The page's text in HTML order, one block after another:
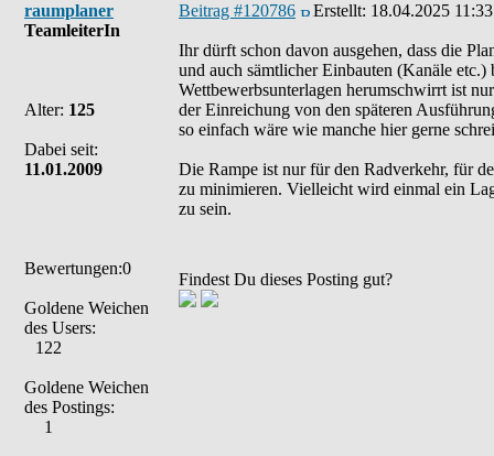
raumplaner
TeamleiterIn
Alter: 125
Dabei seit:
11.01.2009
Bewertungen:0
Goldene Weichen
des Users:
122
Goldene Weichen
des Postings:
1
Beitrag #120786 Erstellt: 18.04.2025 11:33
Ihr dürft schon davon ausgehen, dass die
und auch sämtlicher Einbauten (Kanäle
Wettbewerbsunterlagen herumschwirrt ist
der Einreichung von den späteren
so einfach wäre wie manche hier gerne
Die Rampe ist nur für den Radverkehr, für
zu minimieren. Vielleicht wird einmal ein
zu sein.
Findest Du dieses Posting gut?